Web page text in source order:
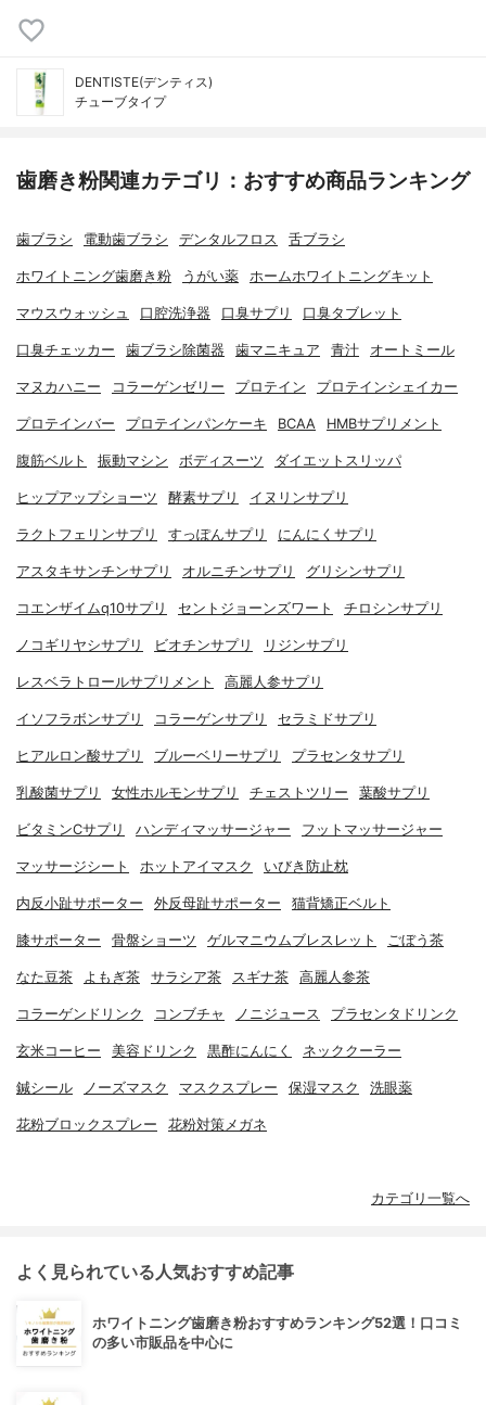
DENTISTE(デンティス)
チューブタイプ
歯磨き粉関連カテゴリ：おすすめ商品ランキング
歯ブラシ 電動歯ブラシ デンタルフロス 舌ブラシ
ホワイトニング歯磨き粉 うがい薬 ホームホワイトニングキット
マウスウォッシュ 口腔洗浄器 口臭サプリ 口臭タブレット
口臭チェッカー 歯ブラシ除菌器 歯マニキュア 青汁 オートミール
マヌカハニー コラーゲンゼリー プロテイン プロテインシェイカー
プロテインバー プロテインパンケーキ BCAA HMBサプリメント
腹筋ベルト 振動マシン ボディスーツ ダイエットスリッパ
ヒップアップショーツ 酵素サプリ イヌリンサプリ
ラクトフェリンサプリ すっぽんサプリ にんにくサプリ
アスタキサンチンサプリ オルニチンサプリ グリシンサプリ
コエンザイムq10サプリ セントジョーンズワート チロシンサプリ
ノコギリヤシサプリ ビオチンサプリ リジンサプリ
レスベラトロールサプリメント 高麗人参サプリ
イソフラボンサプリ コラーゲンサプリ セラミドサプリ
ヒアルロン酸サプリ ブルーベリーサプリ プラセンタサプリ
乳酸菌サプリ 女性ホルモンサプリ チェストツリー 葉酸サプリ
ビタミンCサプリ ハンディマッサージャー フットマッサージャー
マッサージシート ホットアイマスク いびき防止枕
内反小趾サポーター 外反母趾サポーター 猫背矯正ベルト
膝サポーター 骨盤ショーツ ゲルマニウムブレスレット ごぼう茶
なた豆茶 よもぎ茶 サラシア茶 スギナ茶 高麗人参茶
コラーゲンドリンク コンブチャ ノニジュース プラセンタドリンク
玄米コーヒー 美容ドリンク 黒酢にんにく ネッククーラー
鍼シール ノーズマスク マスクスプレー 保湿マスク 洗眼薬
花粉ブロックスプレー 花粉対策メガネ
カテゴリ一覧へ
よく見られている人気おすすめ記事
ホワイトニング歯磨き粉おすすめランキング52選！口コミ
の多い市販品を中心に